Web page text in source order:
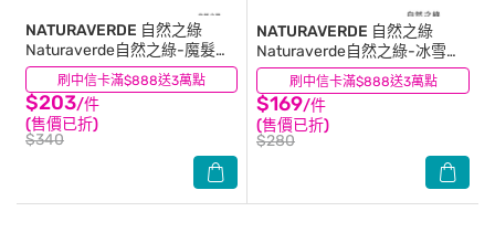
刷中信卡滿$888送3萬點
NATURAVERDE 自然之綠
Naturaverde自然之綠-魔髮奇
緣樂佩公主蜂蜜燕麥洗髮護髮
露-300ml
$203/件
(售價已折)
$340
(0) 刷中信卡滿$888送3萬點
NATURAVERDE 自然之綠
Naturaverde自然之綠-冰雪奇
緣舒敏矢車菊泡泡沐浴
露-250ml
$169/件
(售價已折)
$280
(0)